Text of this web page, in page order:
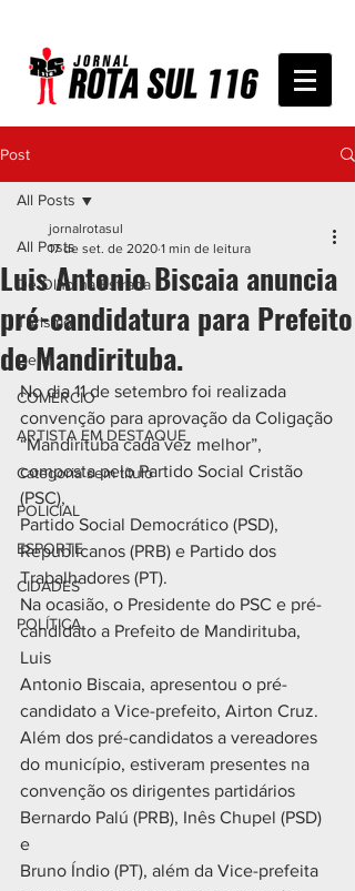
Post
All Posts
De Olho na Estrada
Turismo
Geral
COMÉRCIO
ARTISTA EM DESTAQUE
Categoria sem título
POLICIAL
ESPORTE
CIDADES
POLÍTICA
All Posts
Luis Antonio Biscaia anuncia
pré-candidatura para Prefeito
de Mandirituba.
jornalrotasul
17 de set. de 2020 1 min de leitura
No dia 11 de setembro foi realizada
convenção para aprovação da Coligação
“Mandirituba cada vez melhor”,
composta pelo Partido Social Cristão
(PSC),
Partido Social Democrático (PSD),
Republicanos (PRB) e Partido dos
Trabalhadores (PT).
Na ocasião, o Presidente do PSC e pré-
candidato a Prefeito de Mandirituba,
Luis
Antonio Biscaia, apresentou o pré-
candidato a Vice-prefeito, Airton Cruz.
Além dos pré-candidatos a vereadores
do município, estiveram presentes na
convenção os dirigentes partidários
Bernardo Palú (PRB), Inês Chupel (PSD)
e
Bruno Índio (PT), além da Vice-prefeita